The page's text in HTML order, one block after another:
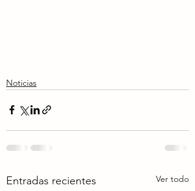
Noticias
Entradas recientes Ver todo